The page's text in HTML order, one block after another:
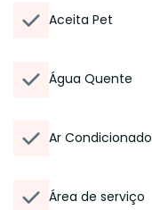
Aceita Pet
Água Quente
Ar Condicionado
Área de serviço